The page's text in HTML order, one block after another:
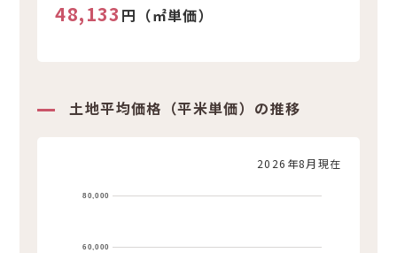
48,133 円（㎡単価）
土地平均価格（平米単価）の推移
2026年8月現在
60,000
80,000